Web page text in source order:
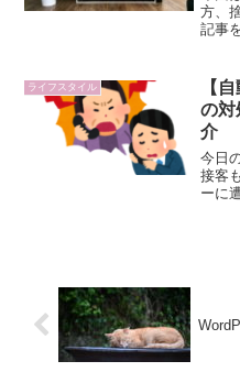
方、
記事
けれ
ライフスタイル
【
の対
介
今日
接客
ーに